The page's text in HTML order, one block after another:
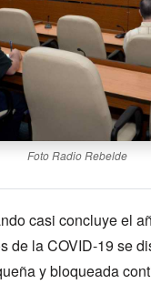
Foto Radio Rebelde
casi concluye el
de la COVID-19 se
y bloqueada